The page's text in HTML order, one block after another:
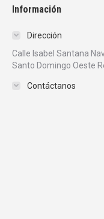
Información
Dirección
Calle Isabel Santana
Santo Domingo Oeste
Contáctanos